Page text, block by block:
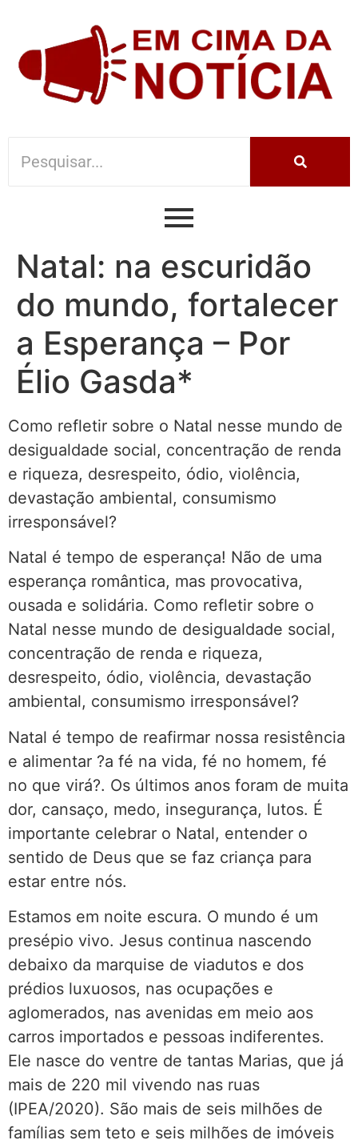
Natal: na escuridão
do mundo, fortalecer
a Esperança – Por
Élio Gasda*
Como refletir sobre o Natal nesse mundo de
desigualdade social, concentração de renda
e riqueza, desrespeito, ódio, violência,
devastação ambiental, consumismo
irresponsável?
Natal é tempo de esperança! Não de uma
esperança romântica, mas provocativa,
ousada e solidária. Como refletir sobre o
Natal nesse mundo de desigualdade social,
concentração de renda e riqueza,
desrespeito, ódio, violência, devastação
ambiental, consumismo irresponsável?
Natal é tempo de reafirmar nossa resistência
e alimentar ?a fé na vida, fé no homem, fé
no que virá?. Os últimos anos foram de muita
dor, cansaço, medo, insegurança, lutos. É
importante celebrar o Natal, entender o
sentido de Deus que se faz criança para
estar entre nós.
Estamos em noite escura. O mundo é um
presépio vivo. Jesus continua nascendo
debaixo da marquise de viadutos e dos
prédios luxuosos, nas ocupações e
aglomerados, nas avenidas em meio aos
carros importados e pessoas indiferentes.
Ele nasce do ventre de tantas Marias, que já
mais de 220 mil vivendo nas ruas
(IPEA/2020). São mais de seis milhões de
famílias sem teto e seis milhões de imóveis